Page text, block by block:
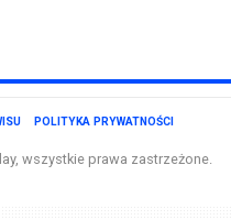
POLITYKA PRYWATNOŚCI
wszystkie prawa zastrzeżone.